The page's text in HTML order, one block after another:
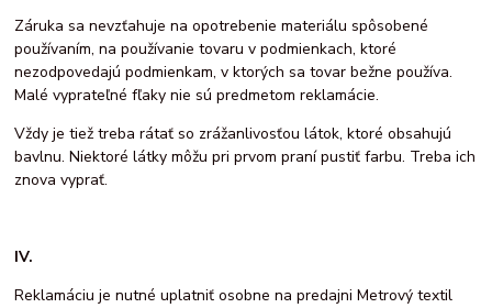
Záruka sa nevzťahuje na opotrebenie materiálu spôsobené
používaním, na používanie tovaru v podmienkach, ktoré
nezodpovedajú podmienkam, v ktorých sa tovar bežne používa.
Malé vyprateľné fľaky nie sú predmetom reklamácie.
Vždy je tiež treba rátať so zrážanlivosťou látok, ktoré obsahujú
bavlnu. Niektoré látky môžu pri prvom praní pustiť farbu. Treba ich
znova vyprať.
IV.
Reklamáciu je nutné uplatniť osobne na predajni Metrový textil